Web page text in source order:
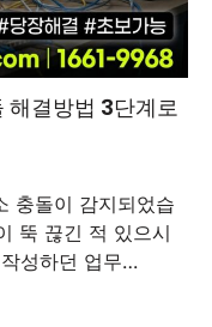
해결방법 3단계로
충돌이 감지되었습
뚝 끊긴 적 있으시
성하던 업무…